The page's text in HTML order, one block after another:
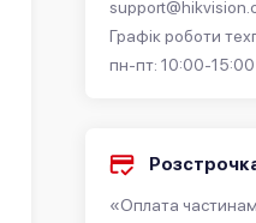
Графік роботи
пн-пт: 10:00-15:00
«Оплата